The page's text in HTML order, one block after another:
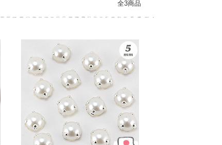
全3商品